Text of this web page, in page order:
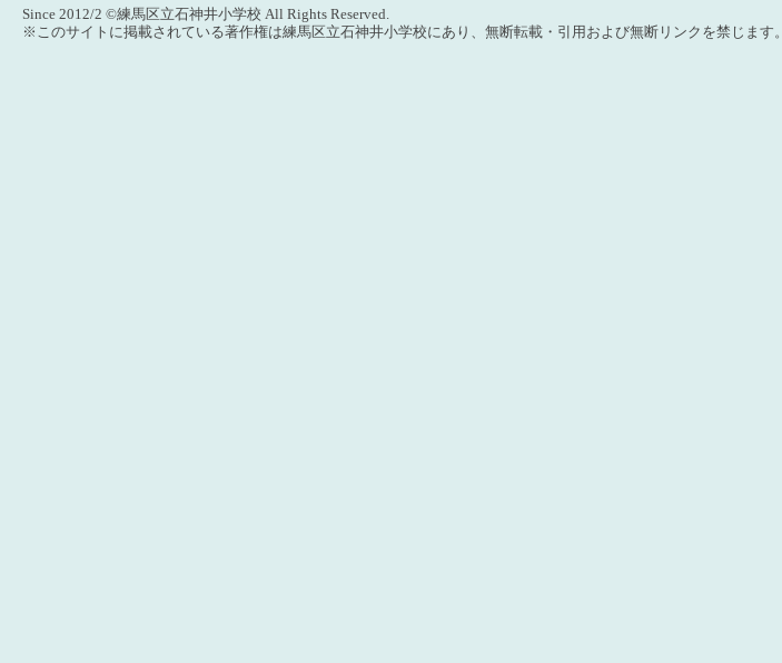
Since 2012/2 ©練馬区立石神井小学校 All Rights Reserved.
※このサイトに掲載されている著作権は練馬区立石神井小学校にあり、無断転載・引用および無断リンクを禁じます。